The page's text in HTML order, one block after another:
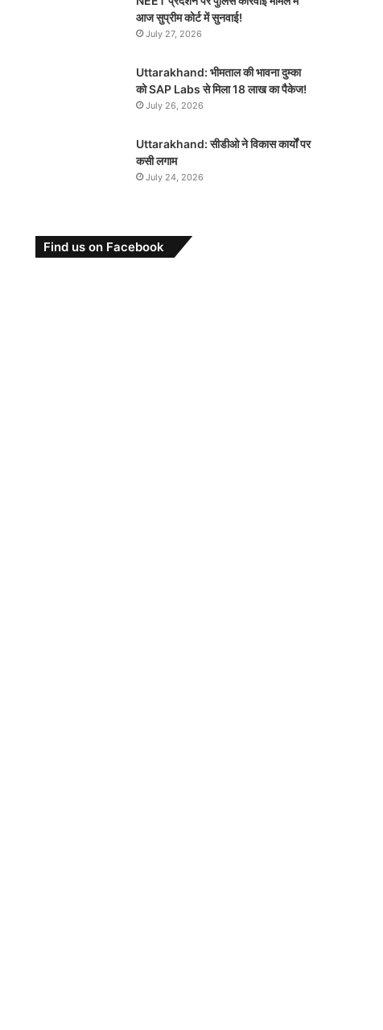
आज सुप्रीम कोर्ट में सुनवाई!
July 27, 2026
Uttarakhand: भीमताल की भावना दुम्का
को SAP Labs से मिला 18 लाख का पैकेज!
July 26, 2026
Uttarakhand: सीडीओ ने विकास कार्यों पर
कसी लगाम
July 24, 2026
Find us on Facebook